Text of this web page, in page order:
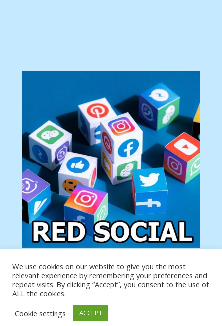
Tu anuncio va aquí
Podemos poner tu anuncio aquí con un link de tu
producto o página
We use cookies on our website to give you the most
relevant experience by remembering your preferences and
repeat visits. By clicking “Accept”, you consent to the use of
ALL the cookies.
Cookie settings
ACCEPT
https://analytics.google.com/analytics/web/?